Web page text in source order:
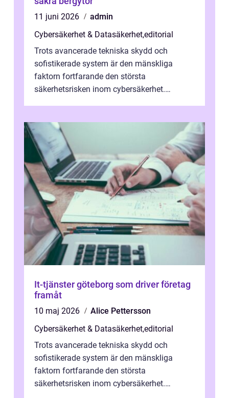
11 juni 2026
admin
Cybersäkerhet & Datasäkerhet,editorial
Trots avancerade tekniska skydd och
sofistikerade system är den mänskliga
faktorn fortfarande den största
säkerhetsrisken inom cybersäkerhet.
It-tjänster göteborg som driver företag
framåt
10 maj 2026
Alice Pettersson
Cybersäkerhet & Datasäkerhet,editorial
Trots avancerade tekniska skydd och
sofistikerade system är den mänskliga
faktorn fortfarande den största
säkerhetsrisken inom cybersäkerhet.